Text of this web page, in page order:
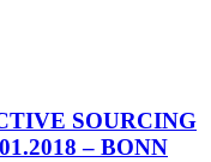
SOURCING
– BONN